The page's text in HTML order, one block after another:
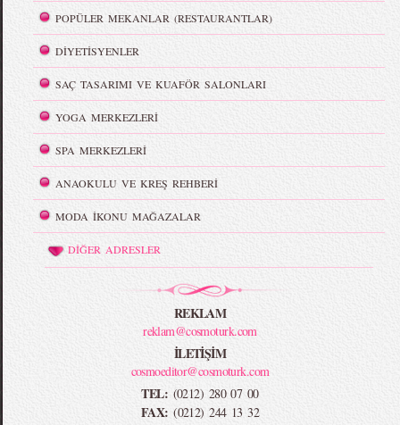
POPÜLER MEKANLAR (RESTAURANTLAR)
DİYETİSYENLER
SAÇ TASARIMI VE KUAFÖR SALONLARI
YOGA MERKEZLERİ
SPA MERKEZLERİ
ANAOKULU VE KREŞ REHBERİ
MODA İKONU MAĞAZALAR
DİĞER ADRESLER
REKLAM
reklam@cosmoturk.com
İLETİŞİM
cosmoeditor@cosmoturk.com
TEL: (0212) 280 07 00
FAX: (0212) 244 13 32